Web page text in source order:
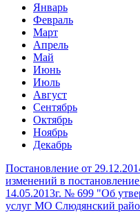
Январь
Февраль
Март
Апрель
Май
Июнь
Июль
Август
Сентябрь
Октябрь
Ноябрь
Декабрь
Постановление от
изменений в
14.05.2013г. № 699 "Об
услуг МО Слюдянский